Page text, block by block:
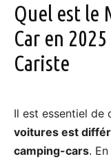
Quel est le
Car en
Cariste
Il est essentiel de
voitures est
camping-cars.